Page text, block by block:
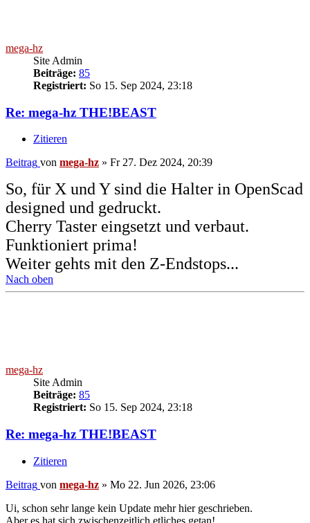
mega-hz
Site Admin
Beiträge: 85
Registriert: So 15. Sep 2024, 23:18
Re: mega-hz THE!BEAST
Zitieren
Beitrag von mega-hz » Fr 27. Dez 2024, 20:39
So, für X und Y sind die Halter in OpenScad
designed und gedruckt.
Cherry Taster eingsetzt und verbaut.
Funktioniert prima!
Weiter gehts mit den Z-Endstops...
Nach oben
mega-hz
Site Admin
Beiträge: 85
Registriert: So 15. Sep 2024, 23:18
Re: mega-hz THE!BEAST
Zitieren
Beitrag von mega-hz » Mo 22. Jun 2026, 23:06
Ui, schon sehr lange kein Update mehr hier geschrieben.
Aber es hat sich zwischenzeitlich etliches getan!